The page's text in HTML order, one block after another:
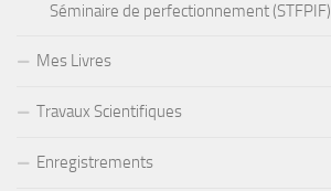
Séminaire de perfectionnement (STFPIF)
Mes Livres
Travaux Scientifiques
Enregistrements